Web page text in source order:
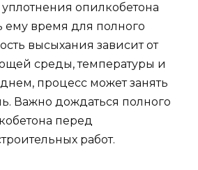
опилкобетона
ему время для полного
высыхания зависит от
среды, температуры и
процесс может занять
Важно дождаться полного
перед
работ.